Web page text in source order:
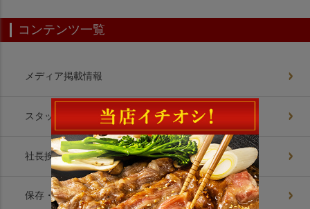
コンテンツ一覧
メディア掲載情報
スタッフブログ
社長挨拶
保存・解凍方法